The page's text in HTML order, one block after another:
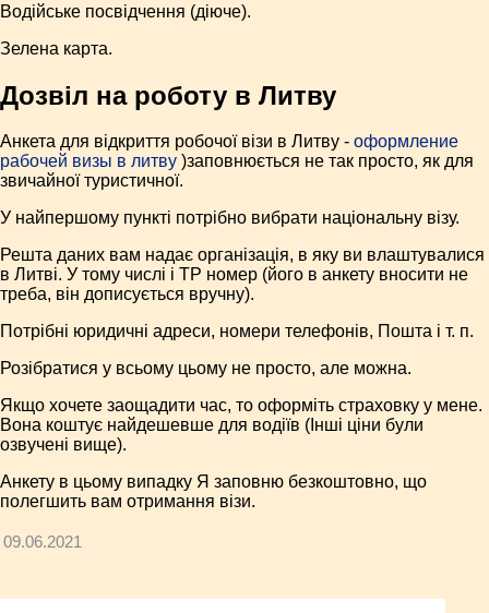
Водійське посвідчення (діюче).
Зелена карта.
Дозвіл на роботу в Литву
Анкета для відкриття робочої візи в Литву - оформление
рабочей визы в литву )заповнюється не так просто, як для
звичайної туристичної.
У найпершому пункті потрібно вибрати національну візу.
Решта даних вам надає організація, в яку ви влаштувалися
в Литві. У тому числі і ТР номер (його в анкету вносити не
треба, він дописується вручну).
Потрібні юридичні адреси, номери телефонів, Пошта і т. п.
Розібратися у всьому цьому не просто, але можна.
Якщо хочете заощадити час, то оформіть страховку у мене.
Вона коштує найдешевше для водіїв (Інші ціни були
озвучені вище).
Анкету в цьому випадку Я заповню безкоштовно, що
полегшить вам отримання візи.
09.06.2021